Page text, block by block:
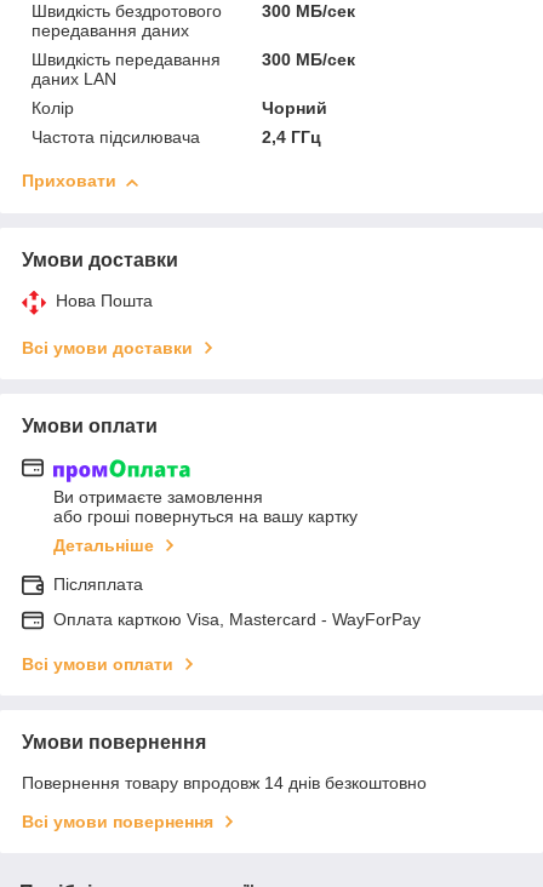
Швидкість бездротового
передавання даних
300 МБ/сек
Швидкість передавання
даних LAN
300 МБ/сек
Колір
Чорний
Частота підсилювача
2,4 ГГц
Приховати
Умови доставки
Нова Пошта
Всі умови доставки
Умови оплати
Ви отримаєте замовлення
або гроші повернуться на вашу картку
Детальніше
Післяплата
Оплата карткою Visa, Mastercard - WayForPay
Всі умови оплати
Умови повернення
Повернення товару впродовж 14 днів безкоштовно
Всі умови повернення